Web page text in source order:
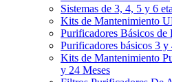
Sistemas de 3, 4, 5 y 6
Kits de Mantenimiento
Purificadores Básicos
Purificadores básicos 3 y
Kits de Mantenimiento
y 24 Meses